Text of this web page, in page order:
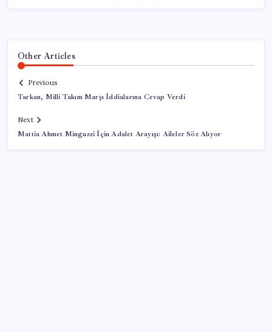
Other Articles
Previous
Tarkan, Milli Takım Marşı İddialarına Cevap Verdi
Next
Mattia Ahmet Minguzzi İçin Adalet Arayışı: Aileler Söz Alıyor